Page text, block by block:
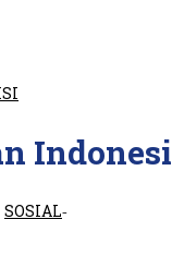
SOSIAL-